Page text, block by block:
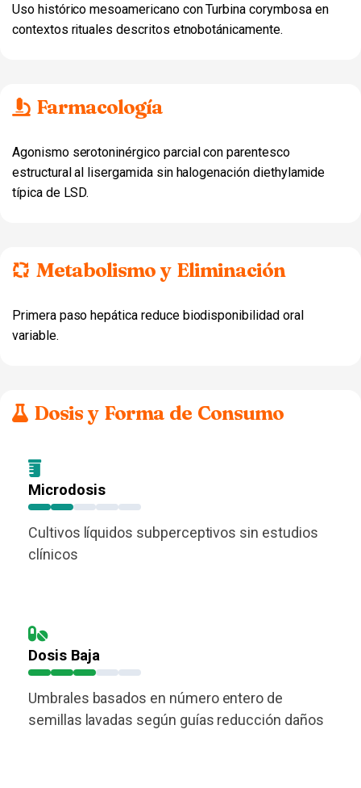
Uso histórico mesoamericano con Turbina corymbosa en
contextos rituales descritos etnobotánicamente.
Farmacología
Agonismo serotoninérgico parcial con parentesco
estructural al lisergamida sin halogenación diethylamide
típica de LSD.
Metabolismo y Eliminación
Primera paso hepática reduce biodisponibilidad oral
variable.
Dosis y Forma de Consumo
Microdosis
Cultivos líquidos subperceptivos sin estudios
clínicos
Dosis Baja
Umbrales basados en número entero de
semillas lavadas según guías reducción daños